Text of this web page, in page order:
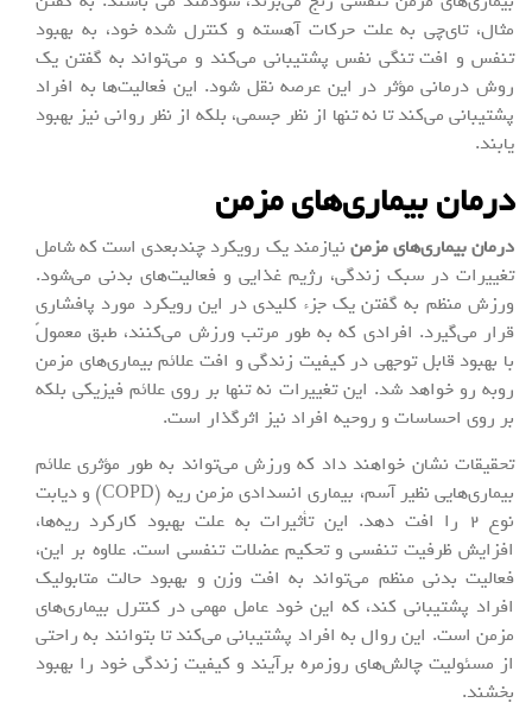
مثال، تای‌چی به علت حرکات آهسته و کنترل شده خود، به بهبود
تنفس و افت تنگی نفس پشتیبانی می‌کند و می‌تواند به گفتن یک
روش درمانی مؤثر در این عرصه نقل شود. این فعالیت‌ها به افراد
پشتیبانی می‌کند تا نه تنها از نظر جسمی، بلکه از نظر روانی نیز بهبود
یابند.
درمان بیماری‌های مزمن
درمان بیماری‌های مزمن نیازمند یک رویکرد چندبعدی است که شامل
تغییرات در سبک زندگی، رژیم غذایی و فعالیت‌های بدنی می‌شود.
ورزش منظم به گفتن یک جزء کلیدی در این رویکرد مورد پافشاری
قرار می‌گیرد. افرادی که به طور مرتب ورزش می‌کنند، طبق معمولً
با بهبود قابل توجهی در کیفیت زندگی و افت علائم بیماری‌های مزمن
روبه رو خواهد شد. این تغییرات نه تنها بر روی علائم فیزیکی بلکه
بر روی احساسات و روحیه افراد نیز اثرگذار است.
تحقیقات نشان خواهند داد که ورزش می‌تواند به طور مؤثری علائم
بیماری‌هایی نظیر آسم، بیماری انسدادی مزمن ریه (COPD) و دیابت
نوع ۲ را افت دهد. این تأثیرات به علت بهبود کارکرد ریه‌ها،
افزایش ظرفیت تنفسی و تحکیم عضلات تنفسی است. علاوه بر این،
فعالیت بدنی منظم می‌تواند به افت وزن و بهبود حالت متابولیک
افراد پشتیبانی کند، که این خود عامل مهمی در کنترل بیماری‌های
مزمن است. این روال به افراد پشتیبانی می‌کند تا بتوانند به راحتی
از مسئولیت چالش‌های روزمره برآیند و کیفیت زندگی خود را بهبود
بخشند.